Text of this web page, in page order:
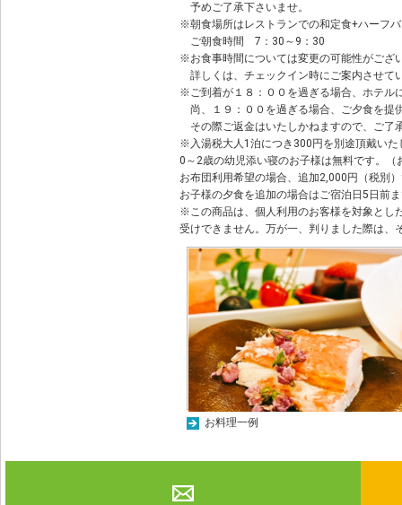
予めご了承下さいませ。
※朝食場所はレストランでの和定食+ハーフ
ご朝食時間 7：30～9：30
※お食事時間については変更の可能性がござ
詳しくは、チェックイン時にご案内させて
※ご到着が１８：００を過ぎる場合、ホテル
尚、１９：００を過ぎる場合、ご夕食を提
その際ご返金はいたしかねますので、ご了
※入湯税大人1泊につき300円を別途頂戴い
0～2歳の幼児添い寝のお子様は無料です。
お布団利用希望の場合、追加2,000円（税別
お子様の夕食を追加の場合はご宿泊日5日前
※この商品は、個人利用のお客様を対象とし
受けできません。万が一、判りました際は、
お料理一例